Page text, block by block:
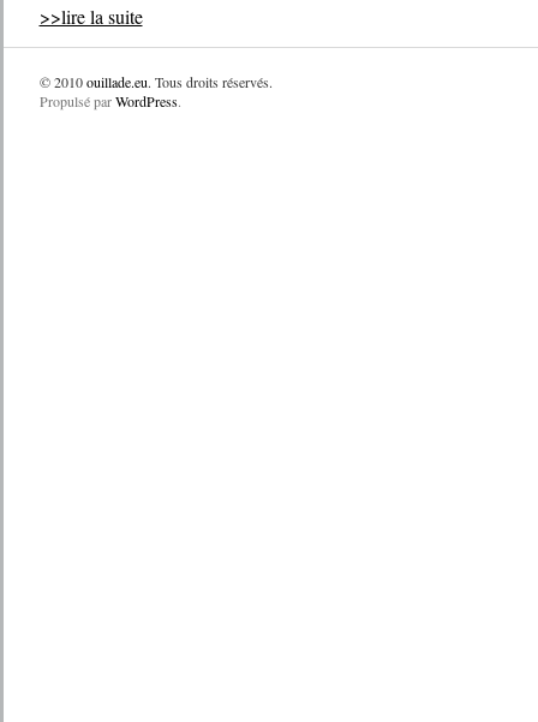
>>lire la suite
© 2010ouillade.eu. Tous droits réservés.
Propulsé parWordPress.